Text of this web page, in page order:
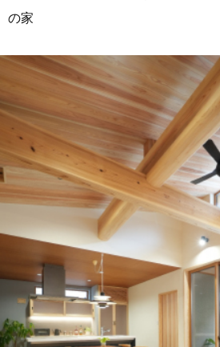
の家